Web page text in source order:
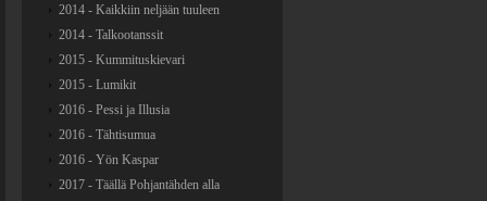
2014 - Kaikkiin neljään tuuleen
2014 - Talkootanssit
2015 - Kummituskievari
2015 - Lumikit
2016 - Pessi ja Illusia
2016 - Tähtisumua
2016 - Yön Kaspar
2017 - Täällä Pohjantähden alla